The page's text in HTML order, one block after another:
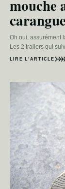
mouche
Oh oui, assurément
Les 2 trailers qui
LIRE L’ARTICLE